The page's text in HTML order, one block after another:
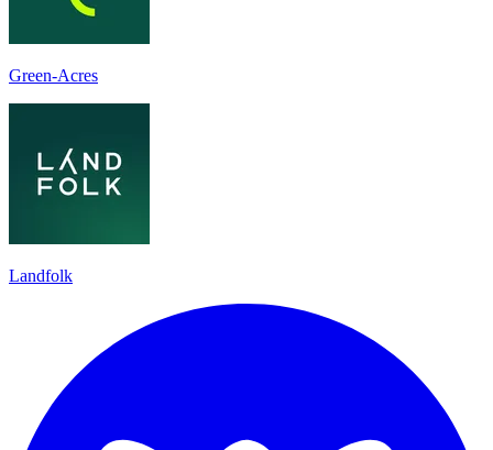
Green-Acres
Landfolk